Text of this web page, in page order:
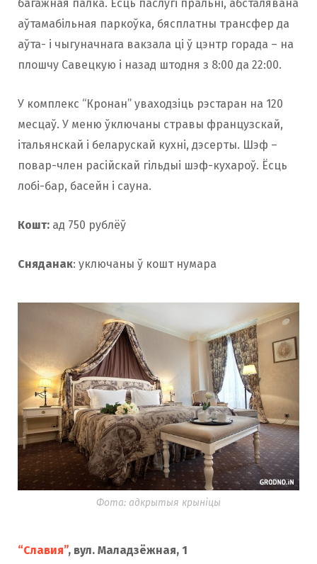
багажная палка. Ёсць паслугі пральні, абсталявана
аўтамабільная паркоўка, бясплатны трансфер да
аўта- і чыгуначнага вакзала ці ў цэнтр горада – на
плошчу Савецкую і назад штодня з 8:00 да 22:00.
У комплекс “Кронан” уваходзіць рэстаран на 120
месцаў. У меню ўключаны стравы французскай,
італьянскай і беларускай кухні, дэсерты. Шэф –
повар-член расійскай гільдыі шэф-кухароў. Ёсць
лобі-бар, басейн і сауна.
Кошт: ад 750 рублёў
Сняданак: уключаны ў кошт нумара
Фота: адкрытыя крыніцы
“Славия”, вул. Маладзёжная, 1